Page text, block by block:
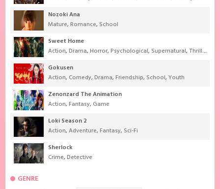
Nozoki Ana
Mature,Romance, School
Sweet Home
Action,Drama,Horror,Psychological, Supernatural, Thriller
Gokusen
Action, Comedy,Drama,Friendship, School,Youth
Zenonzard The Animation
Action,Fantasy, Game
Loki Season 2
Action,Adventure,Fantasy, Sci-Fi
Sherlock
Crime,Detective
GENRE